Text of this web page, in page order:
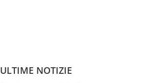
ULTIME NOTIZIE